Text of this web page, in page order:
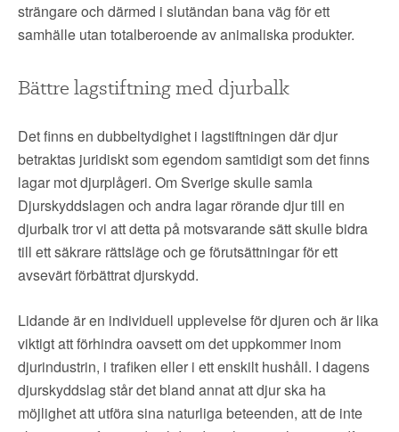
strängare och därmed i slutändan bana väg för ett
samhälle utan totalberoende av animaliska produkter.
Bättre lagstiftning med djurbalk
Det finns en dubbeltydighet i lagstiftningen där djur
betraktas juridiskt som egendom samtidigt som det finns
lagar mot djurplågeri. Om Sverige skulle samla
Djurskyddslagen och andra lagar rörande djur till en
djurbalk tror vi att detta på motsvarande sätt skulle bidra
till ett säkrare rättsläge och ge förutsättningar för ett
avsevärt förbättrat djurskydd.
Lidande är en individuell upplevelse för djuren och är lika
viktigt att förhindra oavsett om det uppkommer inom
djurindustrin, i trafiken eller i ett enskilt hushåll. I dagens
djurskyddslag står det bland annat att djur ska ha
möjlighet att utföra sina naturliga beteenden, att de inte